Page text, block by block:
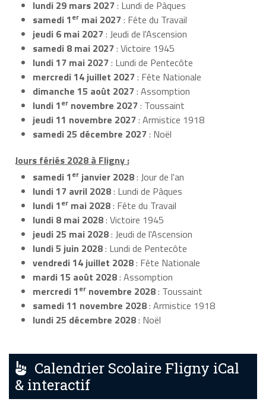
lundi 29 mars 2027: Lundi de Pâques
samedi 1er mai 2027: Fête du Travail
jeudi 6 mai 2027: Jeudi de l'Ascension
samedi 8 mai 2027: Victoire 1945
lundi 17 mai 2027: Lundi de Pentecôte
mercredi 14 juillet 2027: Fête Nationale
dimanche 15 août 2027: Assomption
lundi 1er novembre 2027: Toussaint
jeudi 11 novembre 2027: Armistice 1918
samedi 25 décembre 2027: Noël
Jours fériés 2028 à Fligny :
samedi 1er janvier 2028: Jour de l'an
lundi 17 avril 2028: Lundi de Pâques
lundi 1er mai 2028: Fête du Travail
lundi 8 mai 2028: Victoire 1945
jeudi 25 mai 2028: Jeudi de l'Ascension
lundi 5 juin 2028: Lundi de Pentecôte
vendredi 14 juillet 2028: Fête Nationale
mardi 15 août 2028: Assomption
mercredi 1er novembre 2028: Toussaint
samedi 11 novembre 2028: Armistice 1918
lundi 25 décembre 2028: Noël
Calendrier Scolaire Fligny iCal
& interactif